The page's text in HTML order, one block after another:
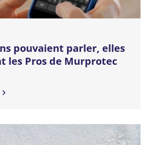
pouvaient parler, elles
les Pros de Murprotec